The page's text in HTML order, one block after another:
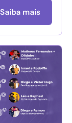
Saiba mais